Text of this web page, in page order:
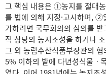
그 핵심 내용은 ①농지를 절대
를 법에 의해 지정·고시하며, ②
가하려면 국무회의의 심의를
적 상당의 농지조성을 하거나
그 외 농림수산식품부장관의
5% 이하의 밭에 다년성식물ㆍ